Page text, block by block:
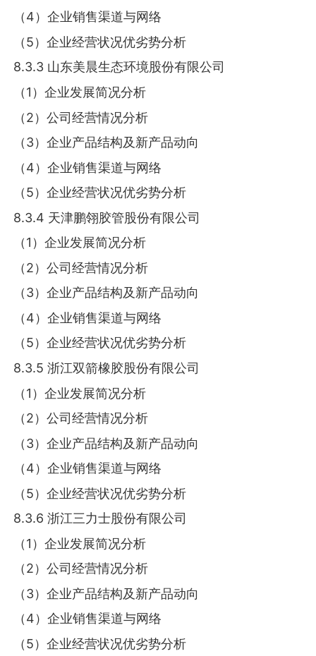
（4）企业销售渠道与网络
（5）企业经营状况优劣势分析
8.3.3 山东美晨生态环境股份有限公司
（1）企业发展简况分析
（2）公司经营情况分析
（3）企业产品结构及新产品动向
（4）企业销售渠道与网络
（5）企业经营状况优劣势分析
8.3.4 天津鹏翎胶管股份有限公司
（1）企业发展简况分析
（2）公司经营情况分析
（3）企业产品结构及新产品动向
（4）企业销售渠道与网络
（5）企业经营状况优劣势分析
8.3.5 浙江双箭橡胶股份有限公司
（1）企业发展简况分析
（2）公司经营情况分析
（3）企业产品结构及新产品动向
（4）企业销售渠道与网络
（5）企业经营状况优劣势分析
8.3.6 浙江三力士股份有限公司
（1）企业发展简况分析
（2）公司经营情况分析
（3）企业产品结构及新产品动向
（4）企业销售渠道与网络
（5）企业经营状况优劣势分析